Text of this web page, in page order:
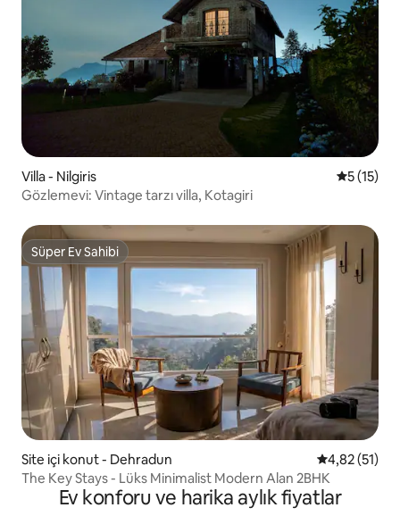
Villa - Nilgiris 55 (15)
Gözlemevi: Vintage tarzı villa, Kotagiri
Süper Ev Sahibi
Süper Ev Sahibi
Site içi konut - Dehradun 5 üzerinden
4,82 (51)
The Key Stays - Lüks Minimalist Modern Alan 2BHK
Ev konforu ve harika aylık fiyatlar